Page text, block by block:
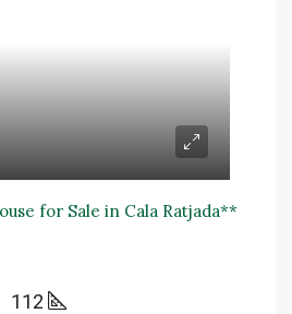
for Sale in Cala Ratjada**
112